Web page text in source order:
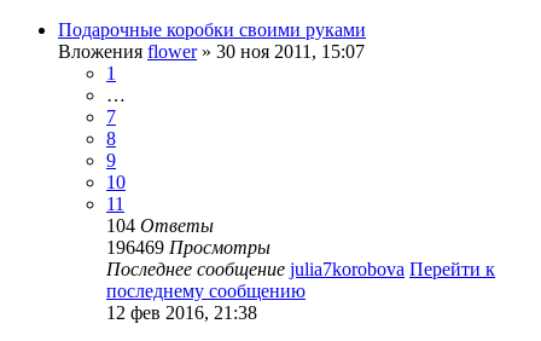
Подарочные коробки своими руками
Вложения flower» 30 ноя 2011, 15:07
1
…
7
8
9
10
11
104 Ответы
196469 Просмотры
Последнее сообщение julia7korobova Перейти к
последнему сообщению
12 фев 2016, 21:38